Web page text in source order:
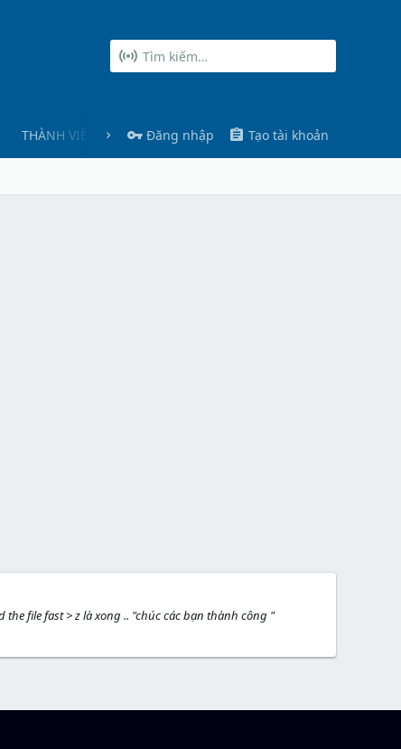
THÀNH VIÊN Đăng nhập Tạo tài khoản
file fast > z là xong .. "chúc các bạn thành công "